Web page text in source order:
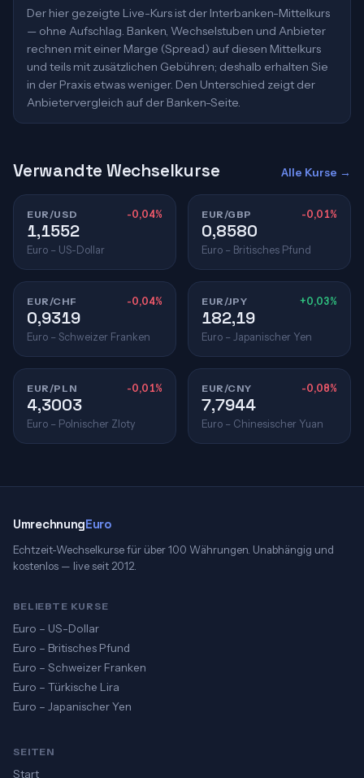
Der hier gezeigte Live-Kurs ist der Interbanken-Mittelkurs
— ohne Aufschlag. Banken, Wechselstuben und Anbieter
rechnen mit einer Marge (Spread) auf diesen Mittelkurs
und teils mit zusätzlichen Gebühren; deshalb erhalten Sie
in der Praxis etwas weniger. Den Unterschied zeigt der
Anbietervergleich auf der Banken-Seite.
Verwandte Wechselkurse Alle Kurse →
EUR/USD -0,04%
1,1552
Euro – US-Dollar
EUR/GBP -0,01%
0,8580
Euro – Britisches Pfund
EUR/CHF -0,04%
0,9319
Euro – Schweizer Franken
EUR/JPY +0,03%
182,19
Euro – Japanischer Yen
EUR/PLN -0,01%
4,3003
Euro – Polnischer Zloty
EUR/CNY -0,08%
7,7944
Euro – Chinesischer Yuan
UmrechnungEuro
Echtzeit-Wechselkurse für über 100 Währungen. Unabhängig und
kostenlos — live seit 2012.
BELIEBTE KURSE
Euro – US-Dollar
Euro – Britisches Pfund
Euro – Schweizer Franken
Euro – Türkische Lira
Euro – Japanischer Yen
SEITEN
Start